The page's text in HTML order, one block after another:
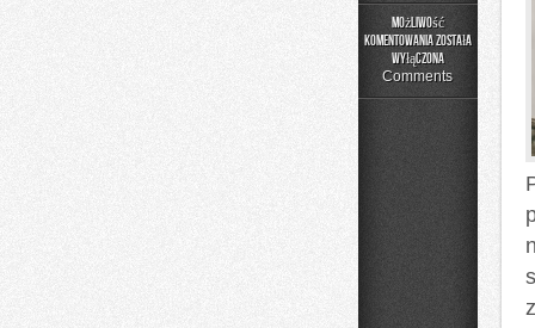
Możliwość
komentowania
Wyposażenie
została
wyłączona
Comments